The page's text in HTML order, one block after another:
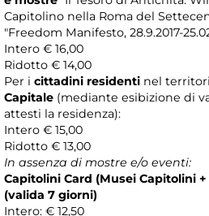
Capitolino nella Roma del
"Freedom Manifesto, 28.9.2017-
Intero € 16,00
Ridotto € 14,00
Per i cittadini residenti nel
Capitale (mediante esibizione di
attesti la residenza):
Intero € 15,00
Ridotto € 13,00
In assenza di mostre e/o eventi:
Capitolini Card (Musei Capitolini
(valida 7 giorni)
Intero: € 12,50